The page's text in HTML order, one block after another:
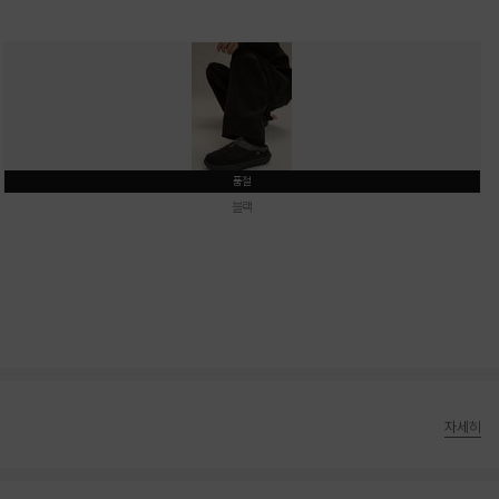
품절
블랙
자세히